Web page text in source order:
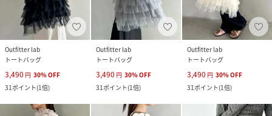
Outfitter lab
トートバッグ
3,490 円 30%OFF
31ポイント(1倍)
Outfitter lab
トートバッグ
3,490 円 30%OFF
31ポイント(1倍)
Outfitter lab
トートバッグ
3,490 円 30%OFF
31ポイント(1倍)